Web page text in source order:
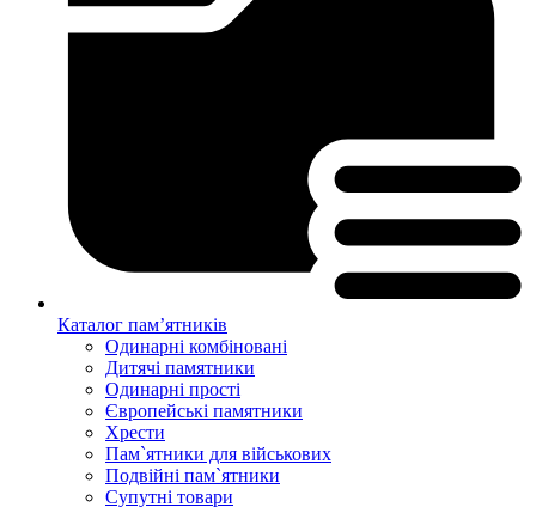
Каталог пам’ятників
Одинарні комбіновані
Дитячі памятники
Одинарні прості
Європейські памятники
Хрести
Пам`ятники для військових
Подвійні пам`ятники
Супутні товари